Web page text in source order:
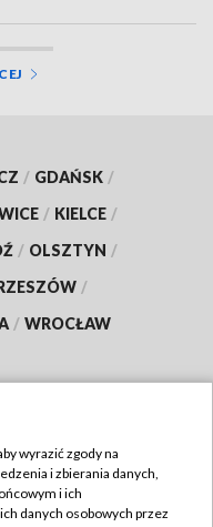
/ GDAŃSK /
/ KIELCE /
/ OLSZTYN /
/
/ WROCŁAW
wyrazić zgody na
i zbierania danych,
i ich
danych osobowych przez